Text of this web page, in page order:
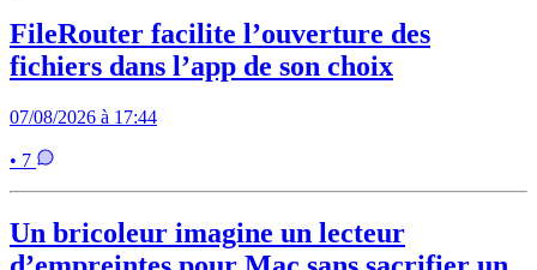
FileRouter facilite l’ouverture des
fichiers dans l’app de son choix
07/08/2026 à 17:44
• 7
Un bricoleur imagine un lecteur